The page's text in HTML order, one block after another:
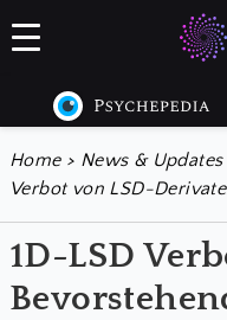
Home > News & Updates
Verbot von LSD-
1D-LSD